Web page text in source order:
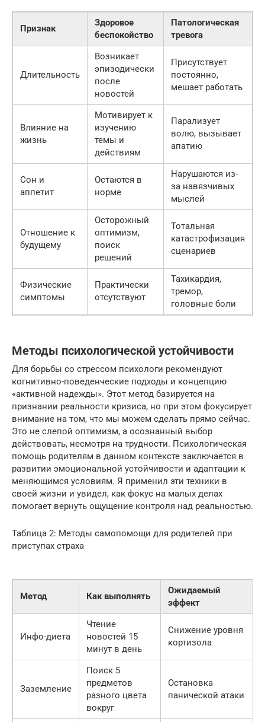
Признак
Здоровое
беспокойство
Патологическая
тревога
Длительность
Возникает
эпизодически
после
новостей
Присутствует
постоянно,
мешает работать
Влияние на
жизнь
Мотивирует к
изучению
темы и
действиям
Парализует
волю, вызывает
апатию
Сон и
аппетит
Остаются в
норме
Нарушаются из-
за навязчивых
мыслей
Отношение к
будущему
Осторожный
оптимизм,
поиск
решений
Тотальная
катастрофизация
сценариев
Физические
симптомы
Практически
отсутствуют
Тахикардия,
тремор,
головные боли
Методы психологической устойчивости
Для борьбы со стрессом психологи рекомендуют
когнитивно-поведенческие подходы и концепцию
«активной надежды». Этот метод базируется на
признании реальности кризиса, но при этом фокусирует
внимание на том, что мы можем сделать прямо сейчас.
Это не слепой оптимизм, а осознанный выбор
действовать, несмотря на трудности. Психологическая
помощь родителям в данном контексте заключается в
развитии эмоциональной устойчивости и адаптации к
меняющимся условиям. Я применил эти техники в
своей жизни и увидел, как фокус на малых делах
помогает вернуть ощущение контроля над реальностью.
Таблица 2: Методы самопомощи для родителей при
приступах страха
Метод Как выполнять
Ожидаемый
эффект
Инфо-диета
Чтение
новостей 15
минут в день
Снижение уровня
кортизола
Заземление
Поиск 5
предметов
разного цвета
вокруг
Остановка
панической атаки